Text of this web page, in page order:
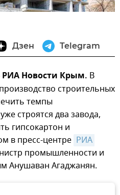
Дзен Telegram
Новости Крым. В
строительных
темпы
строятся два завода,
гипсокартон и
в пресс-центре РИА
промышленности и
Анушаван Агаджанян.